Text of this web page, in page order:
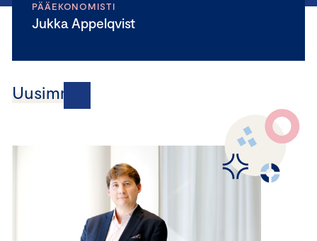
PÄÄEKONOMISTI
Jukka Appelqvist
Uusimmat